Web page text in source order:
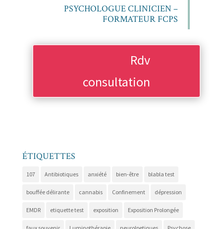
PSYCHOLOGUE CLINICIEN –
FORMATEUR FCPS
Rdv
consultation
ÉTIQUETTES
107 Antibiotiques anxiété bien-être blabla test
bouffée délirante cannabis Confinement dépression
EMDR etiquette test exposition Exposition Prolongée